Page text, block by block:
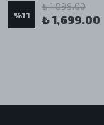
%11
₺ 1,899.00
₺ 1,699.00